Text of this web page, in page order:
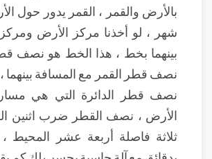
بالأرض والقمر ، القمر يدور حول
شهر ، لو أخذنا مركز الأرض
بينهما بخط ، هذا الخط هو نصف
نصف قطر القمر مع المسافة بينهما
نصف قطر الدائرة التي هي
الأرض ، نصف القطر ضرب اثنين
ثلاثة فاصلة أربعة عشر المحيط ،